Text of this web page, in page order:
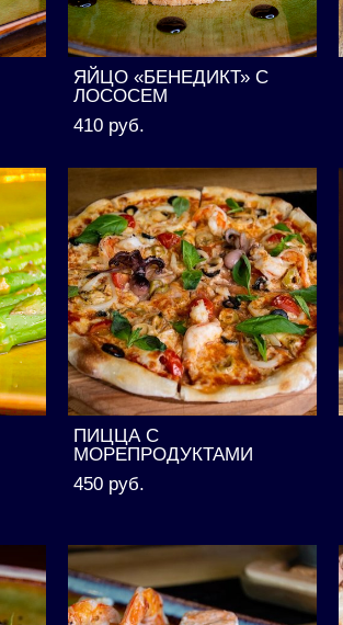
ЯЙЦО «БЕНЕДИКТ» С
ЛОСОСЕМ
410 pуб.
ПИЦЦА С
МОРЕПРОДУКТАМИ
450 pуб.